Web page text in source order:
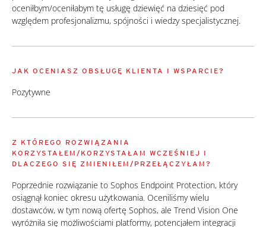
oceniłbym/oceniłabym tę usługę dziewięć na dziesięć pod
względem profesjonalizmu, spójności i wiedzy specjalistycznej.
JAK OCENIASZ OBSŁUGĘ KLIENTA I WSPARCIE?
Pozytywne
Z KTÓREGO ROZWIĄZANIA
KORZYSTAŁEM/KORZYSTAŁAM WCZEŚNIEJ I
DLACZEGO SIĘ ZMIENIŁEM/PRZEŁĄCZYŁAM?
Poprzednie rozwiązanie to Sophos Endpoint Protection, który
osiągnął koniec okresu użytkowania. Oceniliśmy wielu
dostawców, w tym nową ofertę Sophos, ale Trend Vision One
wyróżniła się możliwościami platformy, potencjałem integracji